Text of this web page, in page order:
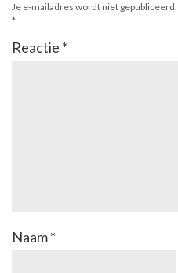
Je e-mailadres wordt niet gepubliceerd.
*
Reactie *
Naam*